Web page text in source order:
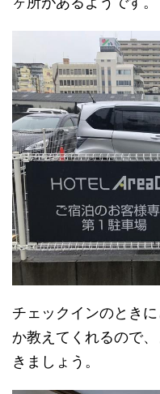
チェックインのとき
か教えてくれるので
きましょう。